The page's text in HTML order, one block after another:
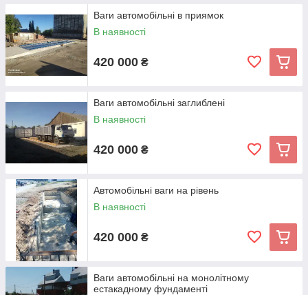
Ваги автомобільні в приямок
В наявності
420 000 ₴
Ваги автомобільні заглиблені
В наявності
420 000 ₴
Автомобільні ваги на рівень
В наявності
420 000 ₴
Ваги автомобільні на монолітному
естакадному фундаменті